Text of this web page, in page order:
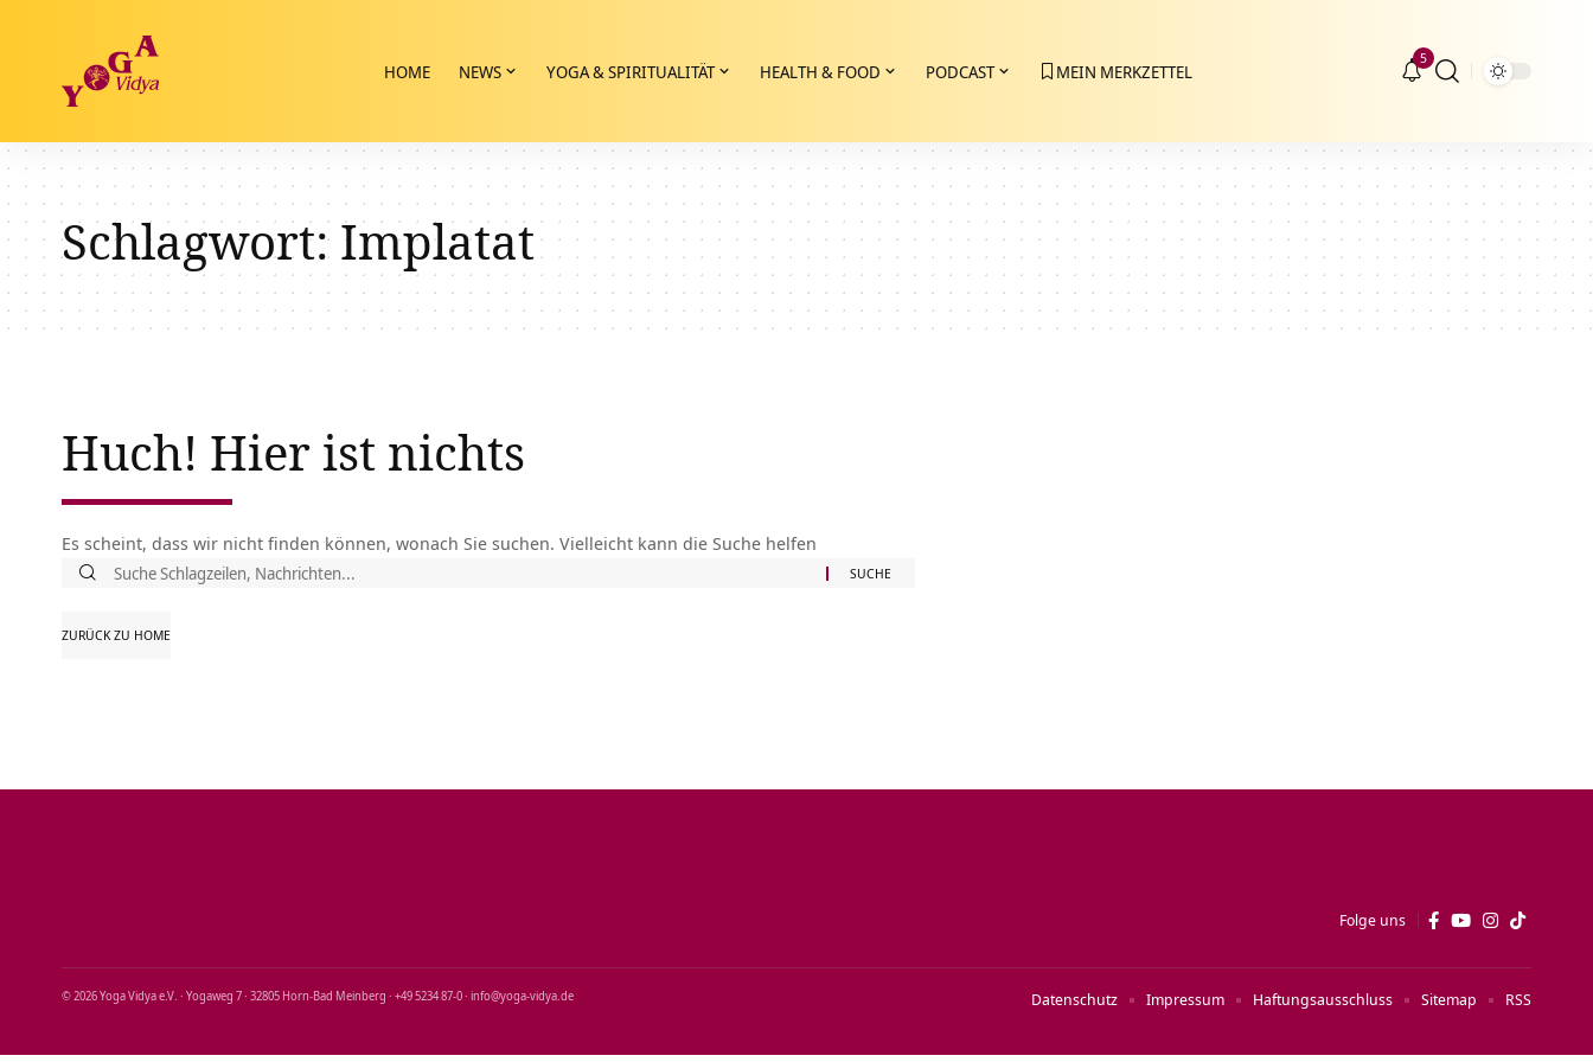
HOME NEWS YOGA & SPIRITUALITÄT HEALTH & FOOD PODCAST MEIN MERKZETTEL
5
Schlagwort:Implatat
Huch! Hier ist nichts
Es scheint, dass wir nicht finden können, wonach Sie suchen. Vielleicht kann die Suche helfen
Suche
ZURÜCK ZU HOME
Folge uns
© 2026 Yoga Vidya e.V. · Yogaweg 7 · 32805 Horn‑Bad Meinberg · +49 5234 87‑0 · info@yoga‑vidya.de Datenschutz Impressum Haftungsausschluss Sitemap RSS